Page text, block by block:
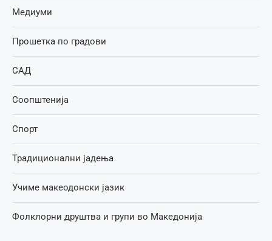
Медиуми
Прошетка по градови
САД
Соопштенија
Спорт
Традиционални јадења
Учиме макеодонски јазик
Фолклорни друштва и групи во Македонија